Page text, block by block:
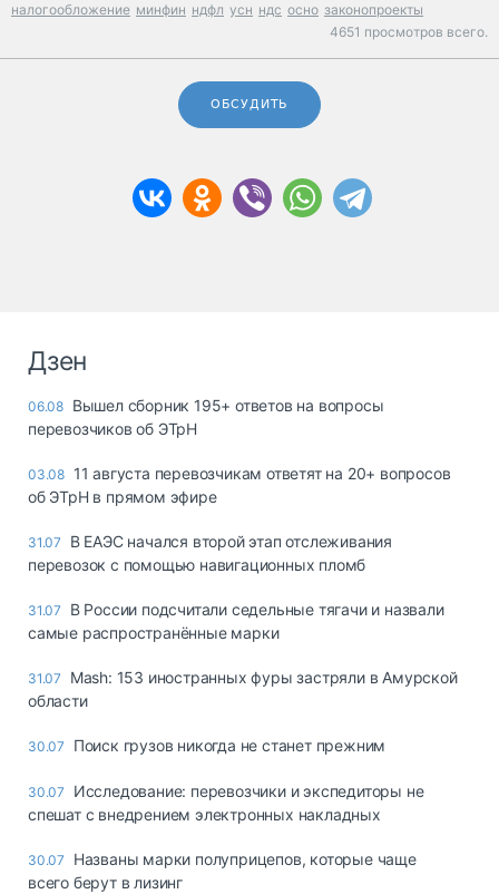
налогообложение минфин ндфл усн ндс осно законопроекты
4651 просмотров всего.
ОБСУДИТЬ
Дзен
06.08 Вышел сборник 195+ ответов на вопросы
перевозчиков об ЭТрН
03.08 11 августа перевозчикам ответят на 20+ вопросов
об ЭТрН в прямом эфире
31.07
В ЕАЭС начался второй этап отслеживания
перевозок с помощью навигационных пломб
31.07
В России подсчитали седельные тягачи и назвали
самые распространённые марки
31.07
Mash: 153 иностранных фуры застряли в Амурской
области
30.07 Поиск грузов никогда не станет прежним
30.07
Исследование: перевозчики и экспедиторы не
спешат с внедрением электронных накладных
30.07
Названы марки полуприцепов, которые чаще
всего берут в лизинг